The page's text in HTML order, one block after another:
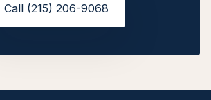
Call (215) 206-9068